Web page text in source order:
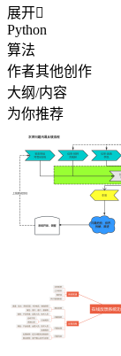
展开
Python
算法
作者其他创作
大纲/内容
为你推荐